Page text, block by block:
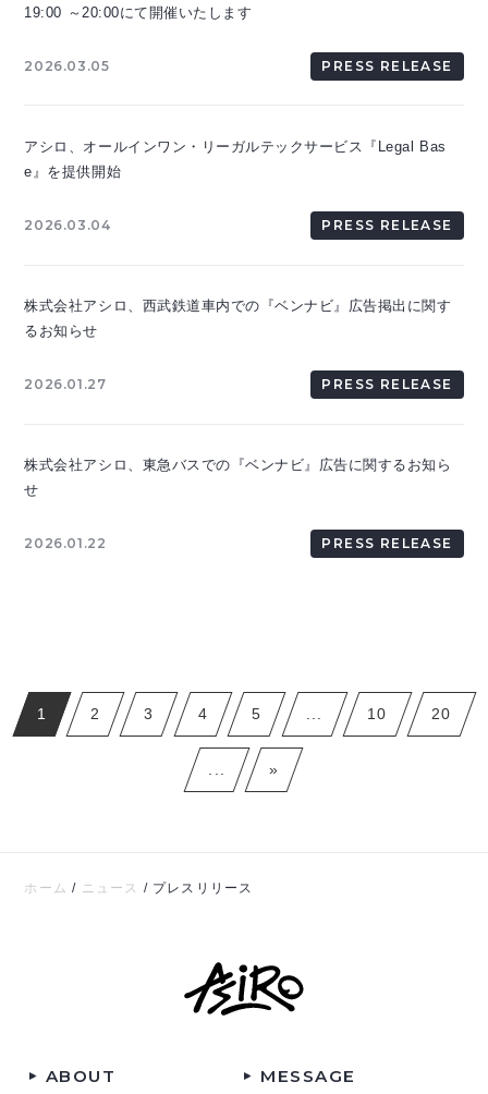
2026.03.05 PRESS RELEASE
19:00 ～20:00にて開催いたします
2026.03.04 PRESS RELEASE
アシロ、オールインワン・リーガルテックサービス『Legal Bas
e』を提供開始
2026.01.27 PRESS RELEASE
株式会社アシロ、西武鉄道車内での『ベンナビ』広告掲出に関す
るお知らせ
2026.01.22 PRESS RELEASE
株式会社アシロ、東急バスでの『ベンナビ』広告に関するお知ら
せ
1 2 3 4 5 10 20
»
ホーム / ニュース / プレスリリース
ABOUT MESSAGE